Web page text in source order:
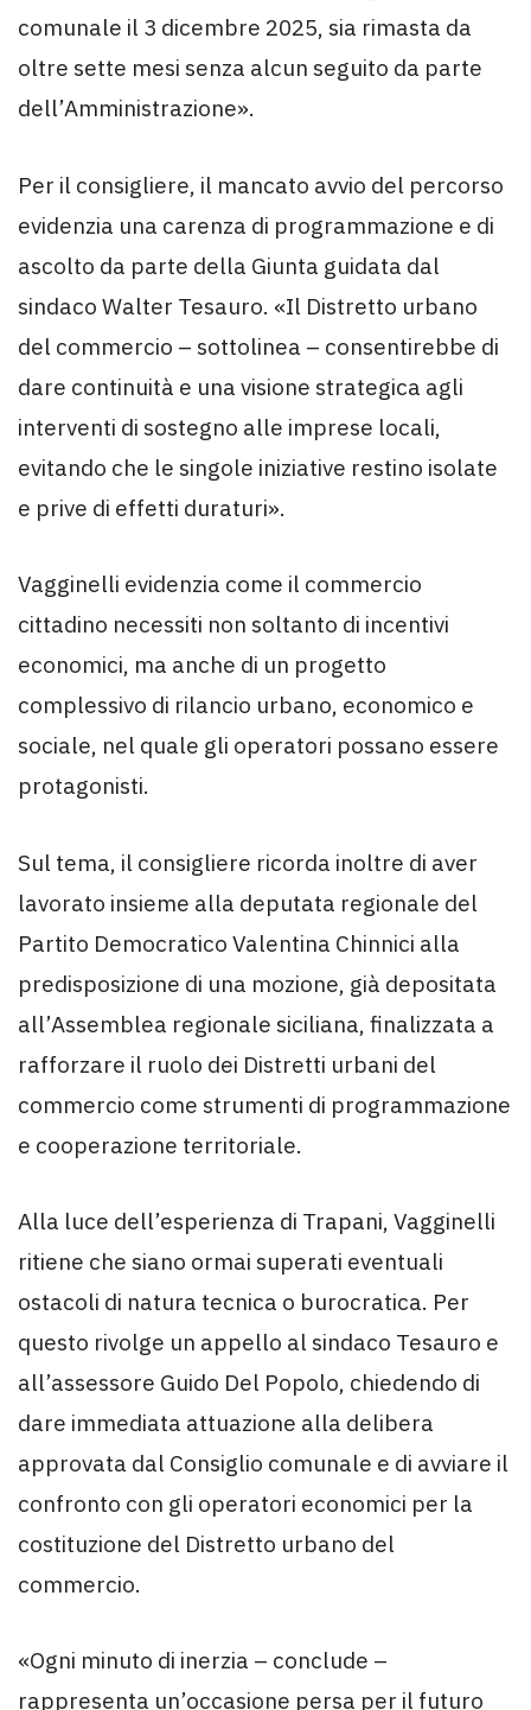
comunale il 3 dicembre 2025, sia rimasta da
oltre sette mesi senza alcun seguito da parte
dell’Amministrazione».
Per il consigliere, il mancato avvio del percorso
evidenzia una carenza di programmazione e di
ascolto da parte della Giunta guidata dal
sindaco Walter Tesauro. «Il Distretto urbano
del commercio – sottolinea – consentirebbe di
dare continuità e una visione strategica agli
interventi di sostegno alle imprese locali,
evitando che le singole iniziative restino isolate
e prive di effetti duraturi».
Vagginelli evidenzia come il commercio
cittadino necessiti non soltanto di incentivi
economici, ma anche di un progetto
complessivo di rilancio urbano, economico e
sociale, nel quale gli operatori possano essere
protagonisti.
Sul tema, il consigliere ricorda inoltre di aver
lavorato insieme alla deputata regionale del
Partito Democratico Valentina Chinnici alla
predisposizione di una mozione, già depositata
all’Assemblea regionale siciliana, finalizzata a
rafforzare il ruolo dei Distretti urbani del
commercio come strumenti di programmazione
e cooperazione territoriale.
Alla luce dell’esperienza di Trapani, Vagginelli
ritiene che siano ormai superati eventuali
ostacoli di natura tecnica o burocratica. Per
questo rivolge un appello al sindaco Tesauro e
all’assessore Guido Del Popolo, chiedendo di
dare immediata attuazione alla delibera
approvata dal Consiglio comunale e di avviare il
confronto con gli operatori economici per la
costituzione del Distretto urbano del
commercio.
«Ogni minuto di inerzia – conclude –
rappresenta un’occasione persa per il futuro